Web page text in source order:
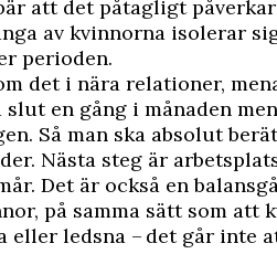
att det påtagligt
av kvinnorna isolerar
perioden.
det i nära relationer,
en gång i månaden
Så man ska absolut
Nästa steg är
Det är också en
på samma sätt som att
eller ledsna – det går inte